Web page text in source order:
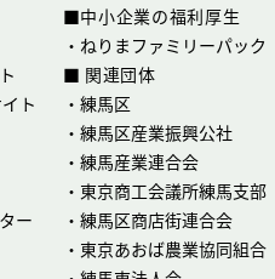
ト
ー
■中小企業の福利厚生
・ ねりまファミリーパック
■ 関連団体
・ 練馬区
・ 練馬区産業振興公社
・ 練馬産業連合会
・ 東京商工会議所練馬支部
・ 練馬区商店街連合会
・ 東京あおば農業協同組合